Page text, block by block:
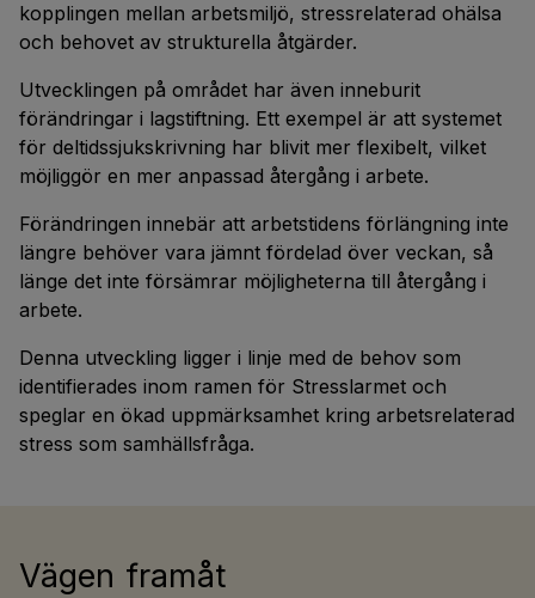
kopplingen mellan arbetsmiljö, stressrelaterad ohälsa
och behovet av strukturella åtgärder.
Utvecklingen på området har även inneburit
förändringar i lagstiftning. Ett exempel är att systemet
för deltidssjukskrivning har blivit mer flexibelt, vilket
möjliggör en mer anpassad återgång i arbete.
Förändringen innebär att arbetstidens förlängning inte
längre behöver vara jämnt fördelad över veckan, så
länge det inte försämrar möjligheterna till återgång i
arbete.
Denna utveckling ligger i linje med de behov som
identifierades inom ramen för Stresslarmet och
speglar en ökad uppmärksamhet kring arbetsrelaterad
stress som samhällsfråga.
Vägen framåt